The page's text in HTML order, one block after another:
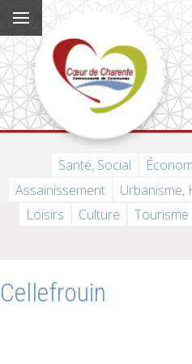
Santé, Social
Assainissement
Urbanisme,
Loisirs
Culture Tourisme
Cellefrouin